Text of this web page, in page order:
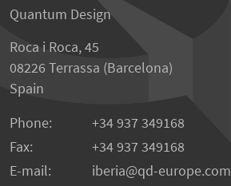
Quantum Design
Roca i Roca, 45
08226 Terrassa (Barcelona)
Spain
Phone:
+34 937 349168
Fax:
+34 937 349168
E-mail:
iberia qd-europe.com